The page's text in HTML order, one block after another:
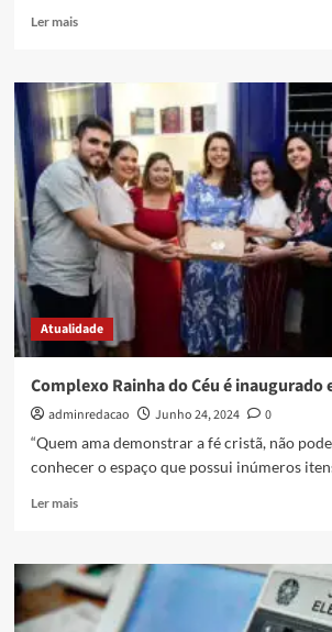
Ler mais
Atualidade
Complexo Rainha do Céu é inaugurado
adminredacao Junho 24, 2024
0
“Quem ama demonstrar a fé cristã, não
conhecer o espaço que possui inúmeros
Ler mais